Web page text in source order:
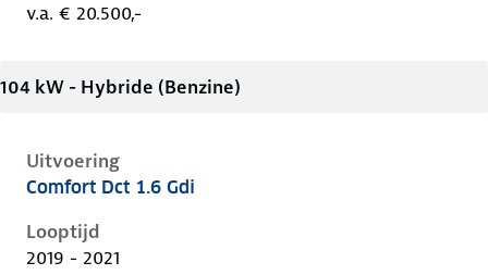
v.a. € 20.500,-
104 kW - Hybride (Benzine)
Uitvoering
Hyundai Kona i, 1.6 gdi, 104 kW, Hybride (Benzine),
Comfort Dct 1.6 Gdi
Looptijd
2019 - 2021